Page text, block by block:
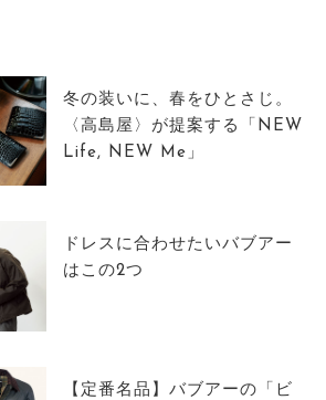
冬の装いに、春をひとさじ。
〈高島屋〉が提案する「NEW
Life, NEW Me」
ドレスに合わせたいバブアー
はこの2つ
【定番名品】バブアーの「ビ
サイトマップ